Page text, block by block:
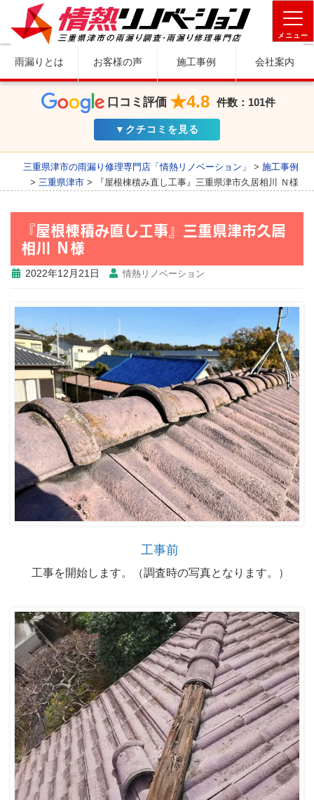
メニュー
雨漏りとは お客様の声 施工事例 会社案内
口コミ評価 ★4.8 件数：101件
▼クチコミを見る
三重県津市の雨漏り修理専門店「情熱リノベーション」 > 施工事例
> 三重県津市> 『屋根棟積み直し工事』三重県津市久居相川 Ｎ様
『屋根棟積み直し工事』三重県津市久居
相川 Ｎ様
2022年12月21日 情熱リノベーション
工事前
工事を開始します。（調査時の写真となります。）